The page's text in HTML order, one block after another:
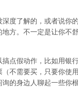
度了解的，或者说你
地方。不一定是让你不
点假动作，比如用银
不需要买，只要你使
的身边人聊起一些你